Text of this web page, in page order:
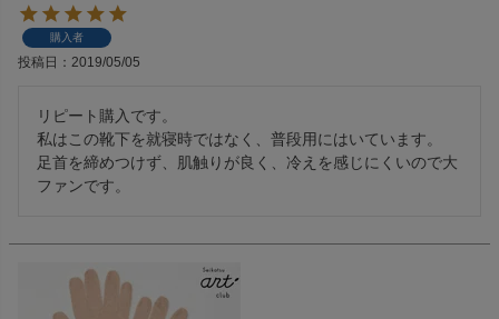
購入者
投稿日 2019/05/05
リピート購入です。
私はこの靴下を就寝時ではなく、普段用にはいています。
足首を締めつけず、肌触りが良く、冷えを感じにくいので大